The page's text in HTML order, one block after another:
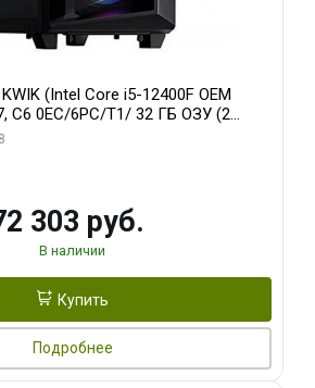
(Intel Core i5-12400F OEM
C6 0EC/6PC/T1/ 32 ГБ ОЗУ (2
GTX1660 SUPER 6GB GDDR6
303 руб.
В наличии
Купить
Подробнее